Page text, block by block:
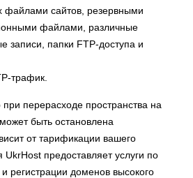
файлами сайтов, резервными
файлами, различные
записи, папки FTP-доступа и
трафик.
при перерасходе пространства на
быть остановлена
от тарификации вашего
предоставляет услуги по
регистрации доменов высокого